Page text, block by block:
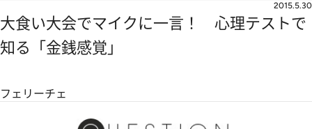
2015.5.30
大食い大会でマイクに一言！ 心理テストで
知る「金銭感覚」
フェリーチェ